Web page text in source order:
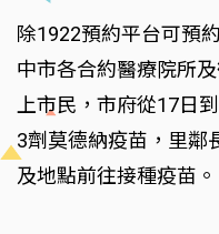
除1922預約平台可預
中市各合約醫療院所
上市民，市府從17日
3劑莫德納疫苗，里鄰
及地點前往接種疫苗。